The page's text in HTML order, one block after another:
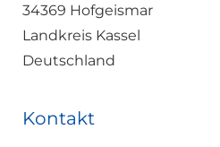
34369 Hofgeismar
Landkreis Kassel
Deutschland
Kontakt